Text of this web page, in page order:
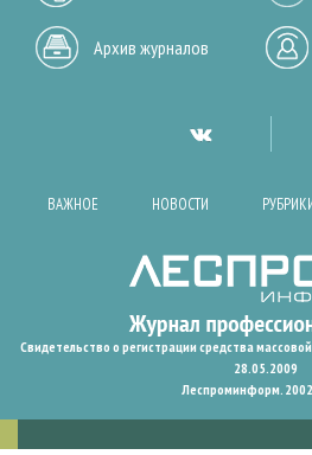
Архив журналов
ВАЖНОЕ НОВОСТИ
Свидетельство о регистрации средства
28.05.2009
Леспроминформ.